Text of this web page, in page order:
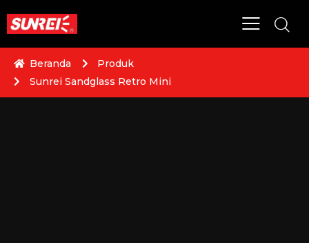
Beranda
Produk
Sunrei Sandglass Retro Mini